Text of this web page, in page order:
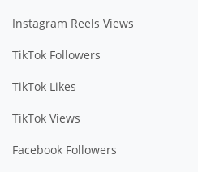
Instagram Reels Views
TikTok Followers
TikTok Likes
TikTok Views
Facebook Followers